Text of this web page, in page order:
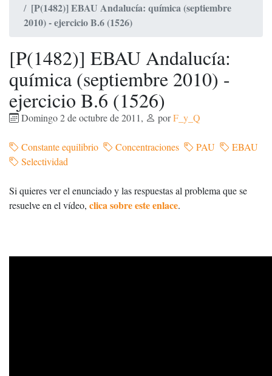
[P(1482)] EBAU Andalucía: química (septiembre
2010) - ejercicio B.6 (1526)
[P(1482)] EBAU Andalucía:
química (septiembre 2010) -
ejercicio B.6 (1526)
Domingo 2 de octubre de 2011, porF_y_Q
Constante equilibrio Concentraciones PAU
EBAU
Selectividad
Si quieres ver el enunciado y las respuestas al problema que se
resuelve en el vídeo, clica sobre este enlace.